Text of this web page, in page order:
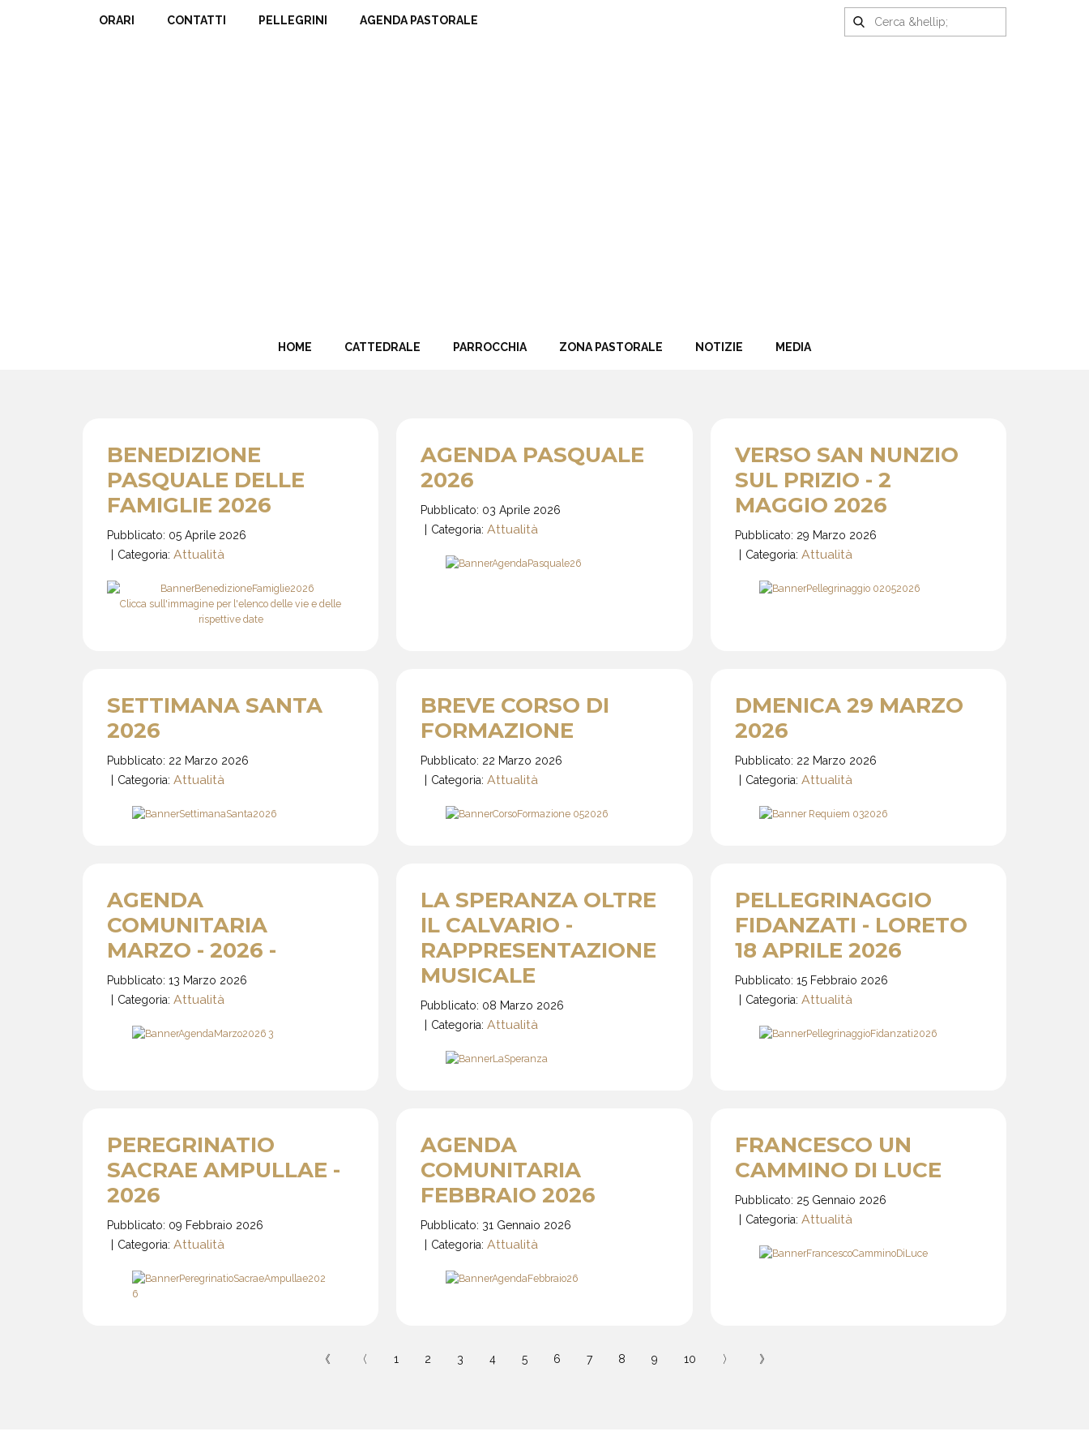
ORARI CONTATTI PELLEGRINI AGENDA PASTORALE
HOME CATTEDRALE PARROCCHIA ZONA PASTORALE NOTIZIE MEDIA
BENEDIZIONE
PASQUALE DELLE
FAMIGLIE 2026
Pubblicato: 05 Aprile 2026
Categoria: Attualità
Clicca sull'immagine per l'elenco delle vie e delle
rispettive date
AGENDA PASQUALE
2026
Pubblicato: 03 Aprile 2026
Categoria:Attualità
VERSO SAN NUNZIO
SUL PRIZIO - 2
MAGGIO 2026
Pubblicato: 29 Marzo 2026
Categoria: Attualità
SETTIMANA SANTA
2026
Pubblicato: 22 Marzo 2026
Categoria: Attualità
BREVE CORSO DI
FORMAZIONE
Pubblicato: 22 Marzo 2026
Categoria:Attualità
DMENICA 29 MARZO
2026
Pubblicato: 22 Marzo 2026
Categoria: Attualità
AGENDA
COMUNITARIA
MARZO - 2026 -
Pubblicato: 13 Marzo 2026
Categoria: Attualità
LA SPERANZA OLTRE
IL CALVARIO -
RAPPRESENTAZIONE
MUSICALE
Pubblicato: 08 Marzo 2026
Categoria:Attualità
PELLEGRINAGGIO
FIDANZATI - LORETO
18 APRILE 2026
Pubblicato: 15 Febbraio 2026
Categoria: Attualità
PEREGRINATIO
SACRAE AMPULLAE -
2026
Pubblicato: 09 Febbraio 2026
Categoria: Attualità
AGENDA
COMUNITARIA
FEBBRAIO 2026
Pubblicato: 31 Gennaio 2026
Categoria:Attualità
FRANCESCO UN
CAMMINO DI LUCE
Pubblicato: 25 Gennaio 2026
Categoria: Attualità
《 〈 1 2 3 4 5 6 7 8 9 10 〉 》